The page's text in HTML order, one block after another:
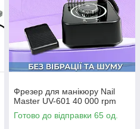
Фрезер для манікюру Nail
Master UV-601 40 000 rpm
Готово до відправки 65 од.